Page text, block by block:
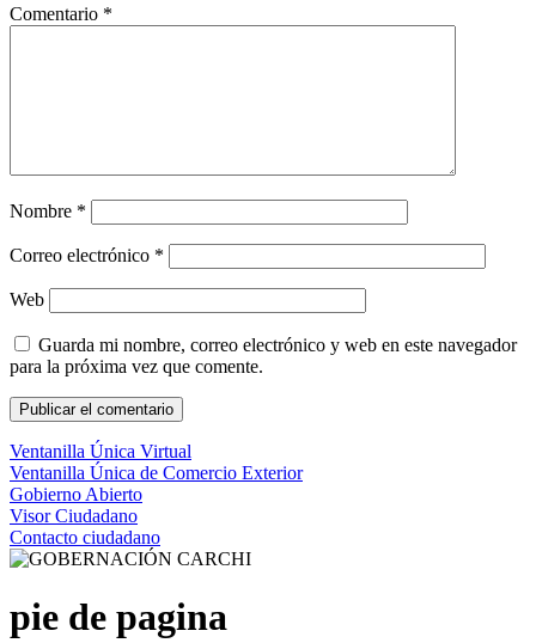
Comentario *
Nombre *
Correo electrónico *
Web
Guarda mi nombre, correo electrónico y web en este navegador
para la próxima vez que comente.
Ventanilla Única Virtual
Ventanilla Única de Comercio Exterior
Gobierno Abierto
Visor Ciudadano
Contacto ciudadano
pie de pagina